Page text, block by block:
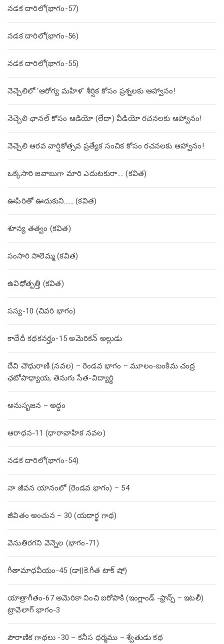
నడక దారిలో(భాగం-57)
నడక దారిలో(భాగం-56)
నడక దారిలో(భాగం-55)
నెచ్చెలిలో ‘ఆరోగ్య మహిళ’ శీర్షిక కోసం ప్రశ్నలకు ఆహ్వానం!
నెచ్చెలి ఛానల్ కోసం ఆడియో (లేదా) వీడియో రచనలకు ఆహ్వానం!
నెచ్చెలి ఆరవ వార్షికోత్సవ ప్రత్యేక సంచిక కోసం రచనలకు ఆహ్వానం!
ఒక్కసారి జవాబుగా మారి ఎదుటకురా…. (కవిత)
ఊపిరితో ఊదుకుని…… (కవిత)
శూన్య తత్వం (కవిత)
సంసారి సాలెమ్మ (కవిత)
ఉవిధోత్పత్తి (కవిత)
సస్య-10 (చివరి భాగం)
కాదేదీ కథకనర్హం-15 అమెరికన్ అల్లుడు
దేవి చౌధురాణి (నవల) – రెండవ భాగం – మూలం-బంకిమ చంద్ర
ఛటోపాధ్యాయ, తెనుగు సేత-విద్యార్థి
అనుసృజన – అద్దం
ఆరాధన-11 (ధారావాహిక నవల)
నడక దారిలో(భాగం-54)
నా జీవన యానంలో (రెండవ భాగం) – 54
జీవితం అంచున – 30 (యదార్థ గాథ)
వెనుతిరగని వెన్నెల (భాగం-71)
గీతామాధవీయం-45 (డా||కె.గీత టాక్ షో)
యాత్రాగీతం-67 అమెరికా నించి ఐరోపాకి (ఇంగ్లాండ్ -ఫ్రాన్స్ – ఇటలీ)
ట్రావెలాగ్ భాగం-3
పౌరాణిక గాథలు -30 – కనీస ధర్మము – శ్వేతుడు కథ